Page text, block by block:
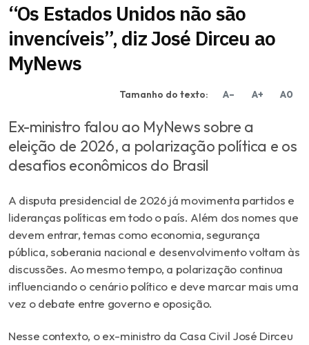
“Os Estados Unidos não são
invencíveis”, diz José Dirceu ao
MyNews
Tamanho do texto: A– A+ A0
Ex-ministro falou ao MyNews sobre a
eleição de 2026, a polarização política e os
desafios econômicos do Brasil
A disputa presidencial de 2026 já movimenta partidos e
lideranças políticas em todo o país. Além dos nomes que
devem entrar, temas como economia, segurança
pública, soberania nacional e desenvolvimento voltam às
discussões. Ao mesmo tempo, a polarização continua
influenciando o cenário político e deve marcar mais uma
vez o debate entre governo e oposição.
Nesse contexto, o ex-ministro da Casa Civil José Dirceu